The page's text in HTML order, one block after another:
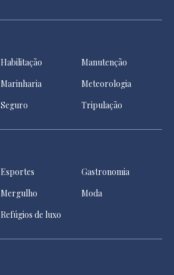
Habilitação
Manutenção
Marinharia
Meteorologia
Seguro Tripulação
Esportes
Gastronomia
Mergulho
Moda
Refúgios de luxo